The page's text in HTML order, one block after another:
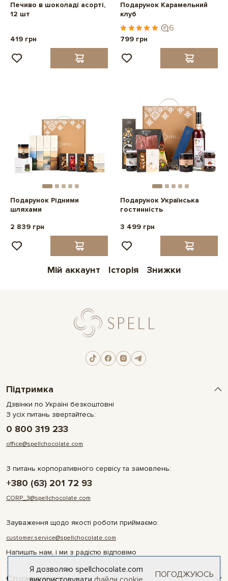
Печиво в шоколаді асорті,
12 шт
419 грн
Подарунок Карамельний
клуб
6
799 грн
Подарунок Рідними
шляхами
2 839 грн
Подарунок Українська
гостинність
3 499 грн
Мій аккаунт Історія Знижки
Підтримка
Дзвінки по Україні безкоштовні
З усіх питань звертайтесь:
0 800 319 233
office@spellchocolate.com
З питань корпоративного сервісу та замовлень:
+380 (63) 201 72 93
CORP_3@spellchocolate.com
Зауваження щодо якості роботи приймаємо:
customer.service@spellchocolate.com
Напишіть нам, і ми з радістю відповімо
Споживачам
Я дозволяю spellchocolate.com
ПОГОДЖУЮСЬ